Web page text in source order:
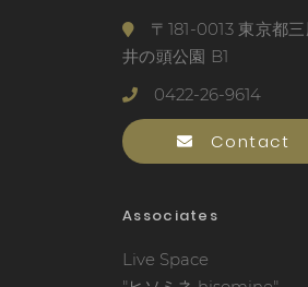
〒181-0013 東京都
井の頭公園 B1
0422-26-9614
Contact
Associates
Live Space